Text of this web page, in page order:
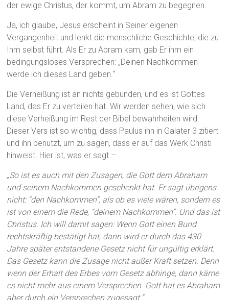
der ewige Christus, der kommt, um Abram zu begegnen.
Ja, ich glaube, Jesus erscheint in Seiner eigenen
Vergangenheit und lenkt die menschliche Geschichte, die zu
Ihm selbst führt. Als Er zu Abram kam, gab Er ihm ein
bedingungsloses Versprechen: „Deinen Nachkommen
werde ich dieses Land geben.“
Die Verheißung ist an nichts gebunden, und es ist Gottes
Land, das Er zu verteilen hat. Wir werden sehen, wie sich
diese Verheißung im Rest der Bibel bewahrheiten wird.
Dieser Vers ist so wichtig, dass Paulus ihn in Galater 3 zitiert
und ihn benutzt, um zu sagen, dass er auf das Werk Christi
hinweist. Hier ist, was er sagt –
„So ist es auch mit den Zusagen, die Gott dem Abraham
und seinem Nachkommen geschenkt hat. Er sagt übrigens
nicht: “den Nachkommen”, als ob es viele wären, sondern es
ist von einem die Rede, “deinem Nachkommen”. Und das ist
Christus. Ich will damit sagen: Wenn Gott einen Bund
rechtskräftig bestätigt hat, dann wird er durch das 430
Jahre später entstandene Gesetz nicht für ungültig erklärt.
Das Gesetz kann die Zusage nicht außer Kraft setzen. Denn
wenn der Erhalt des Erbes vom Gesetz abhinge, dann käme
es nicht mehr aus einem Versprechen. Gott hat es Abraham
aber durch ein Versprechen zugesagt.“